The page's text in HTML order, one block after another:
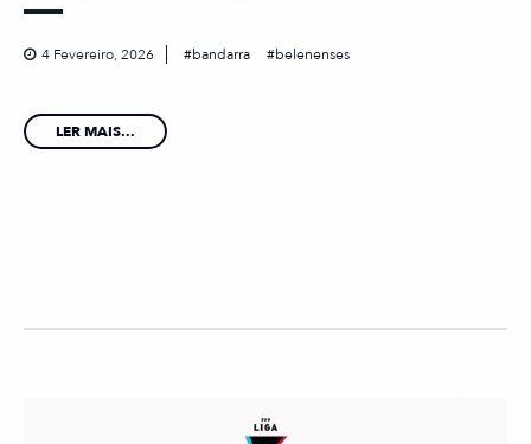
4 Fevereiro, 2026 bandarra belenenses
LER MAIS...